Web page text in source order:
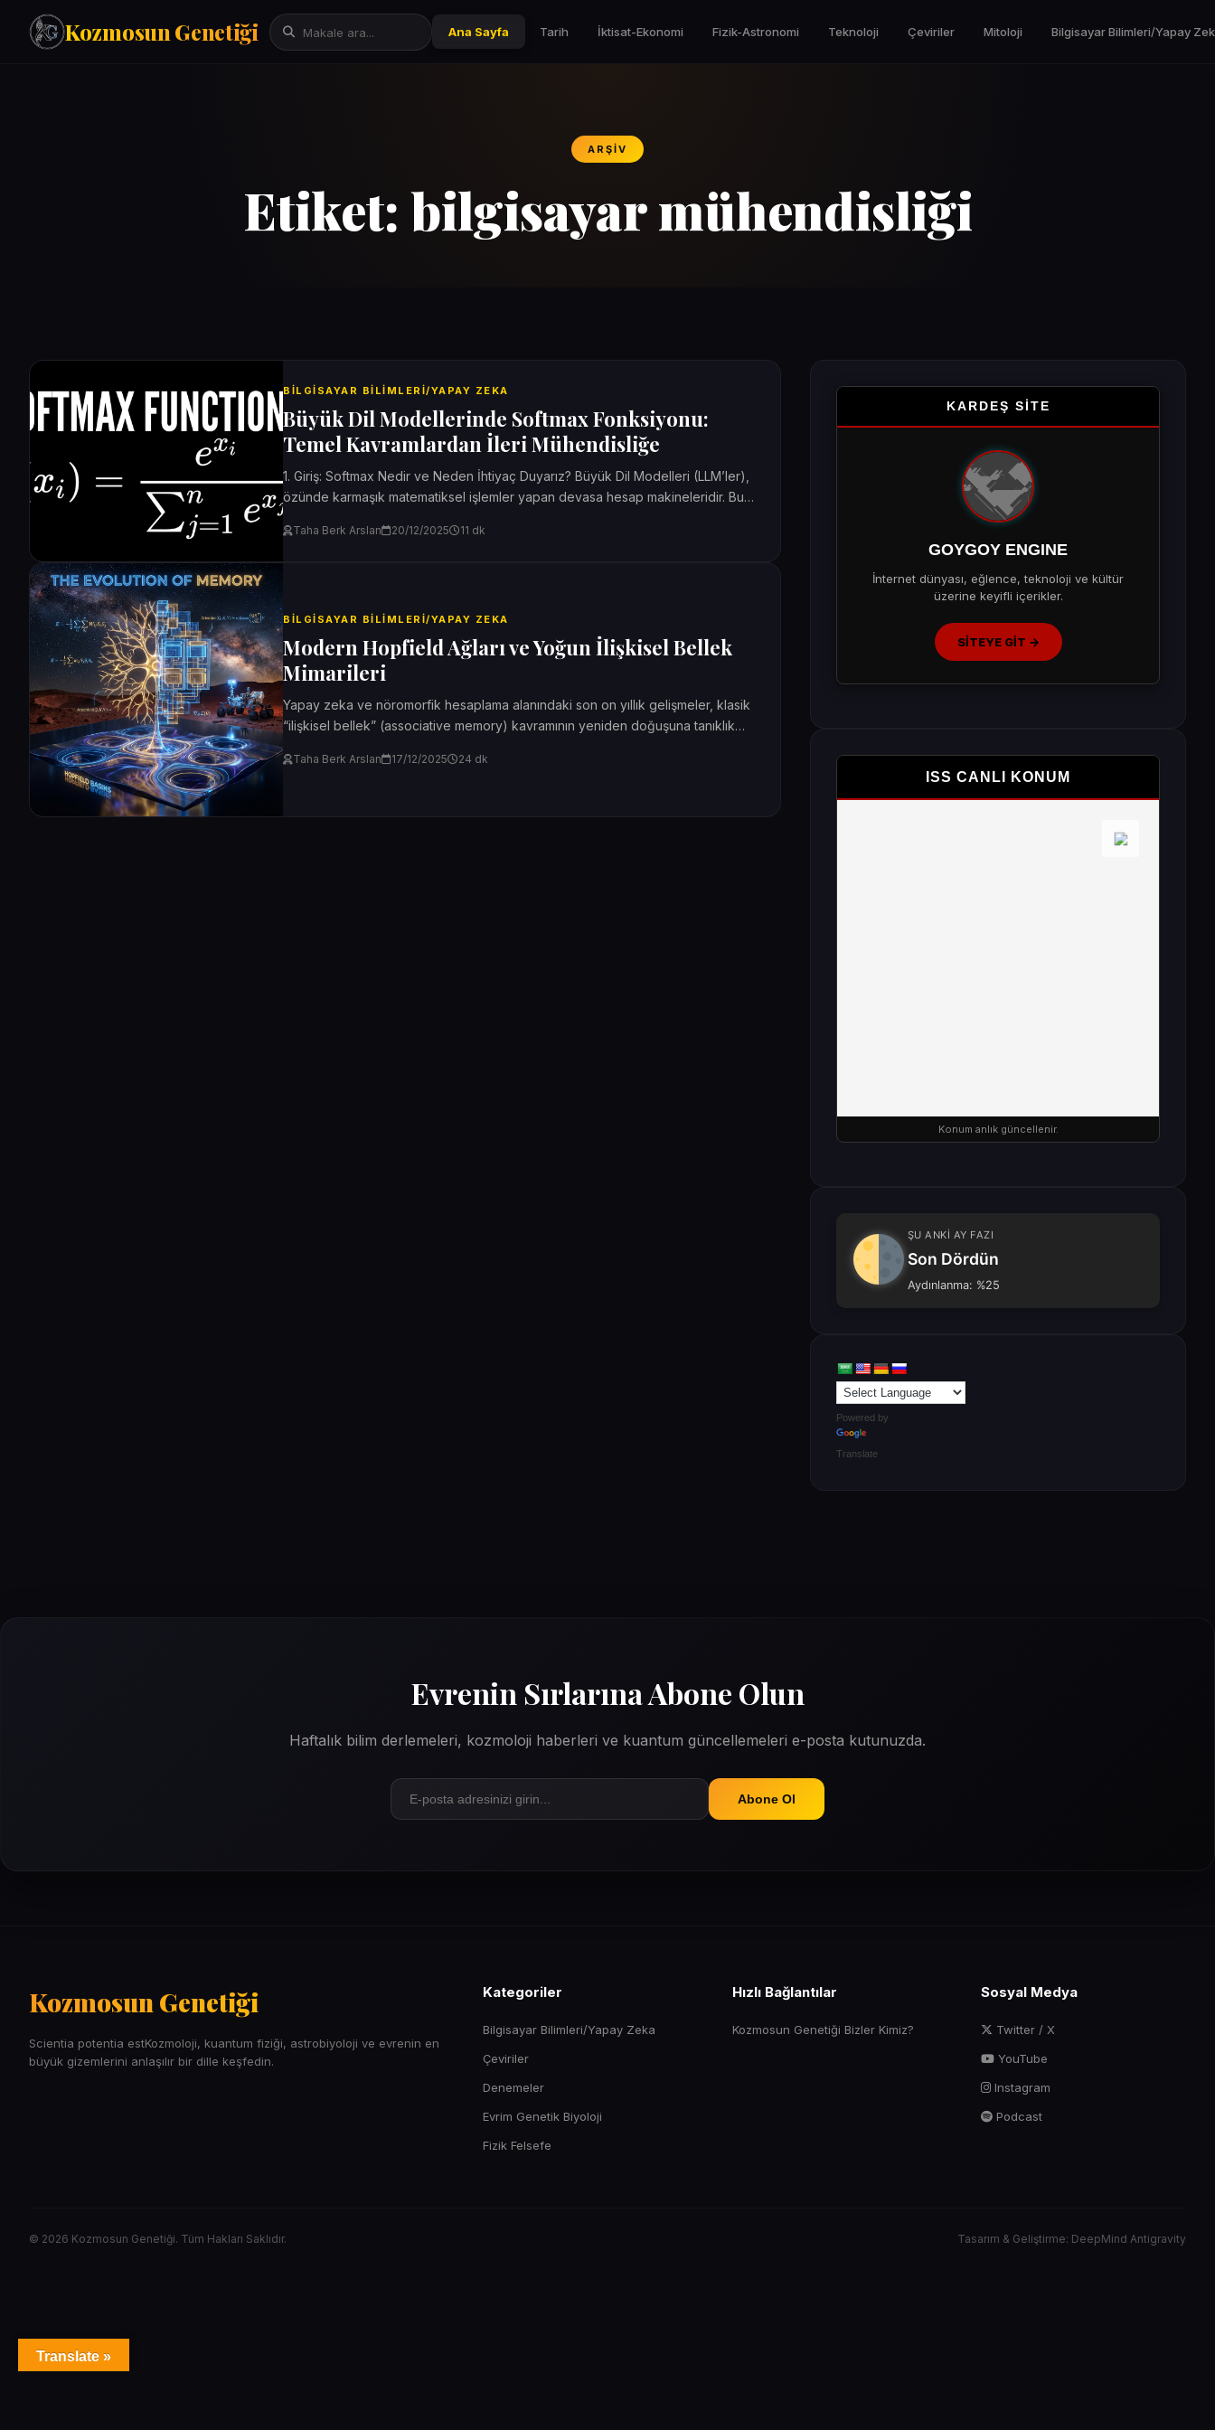
Kozmosun Genetiği Ana Sayfa Tarih İktisat-Ekonomi Fizik-Astronomi Teknoloji Çeviriler Mitoloji Bilgisayar Bilimleri/Yapay
Psikoloji
ARŞIV
Etiket: bilgisayar mühendisliği
BILGISAYAR BILIMLERI/YAPAY ZEKA
Büyük Dil Modellerinde Softmax Fonksiyonu:
Temel Kavramlardan İleri Mühendisliğe
1. Giriş: Softmax Nedir ve Neden İhtiyaç Duyarız? Büyük Dil Modelleri (LLM’ler),
özünde karmaşık matematiksel işlemler yapan devasa hesap makineleridir. Bu
Taha Berk Arslan 20/12/2025 11 dk
BILGISAYAR BILIMLERI/YAPAY ZEKA
Modern Hopfield Ağları ve Yoğun İlişkisel Bellek
Mimarileri
Yapay zeka ve nöromorfik hesaplama alanındaki son on yıllık gelişmeler, klasik
“ilişkisel bellek” (associative memory) kavramının yeniden doğuşuna tanıklık
Taha Berk Arslan 17/12/2025 24 dk
KARDEŞ SİTE
GOYGOY ENGINE
İnternet dünyası, eğlence, teknoloji ve kültür
üzerine keyifli içerikler.
SİTEYE GİT →
ISS CANLI KONUM
Konum anlık güncellenir.
ŞU ANKİ AY FAZI
Son Dördün
Aydınlanma: %25
Powered by
Translate
Evrenin Sırlarına Abone Olun
Haftalık bilim derlemeleri, kozmoloji haberleri ve kuantum güncellemeleri e-posta kutunuzda.
Abone Ol
Kozmosun Genetiği
Scientia potentia estKozmoloji, kuantum fiziği, astrobiyoloji ve evrenin en
büyük gizemlerini anlaşılır bir dille keşfedin.
Kategoriler
Bilgisayar Bilimleri/Yapay Zeka
Çeviriler
Denemeler
Evrim Genetik Biyoloji
Fizik Felsefe
Hızlı Bağlantılar
Kozmosun Genetiği Bizler Kimiz?
Sosyal Medya
Twitter / X
YouTube
Instagram
Podcast
© 2026 Kozmosun Genetiği. Tüm Hakları Saklıdır. Tasarım & Geliştirme: DeepMind Antigravity
Translate »